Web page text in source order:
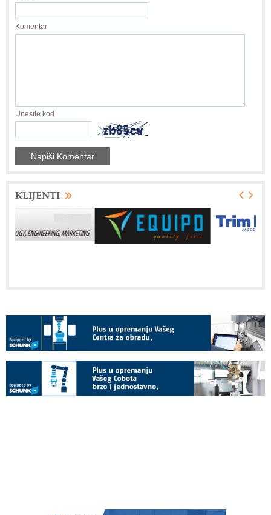
Komentar
Unesite kod
KLIJENTI